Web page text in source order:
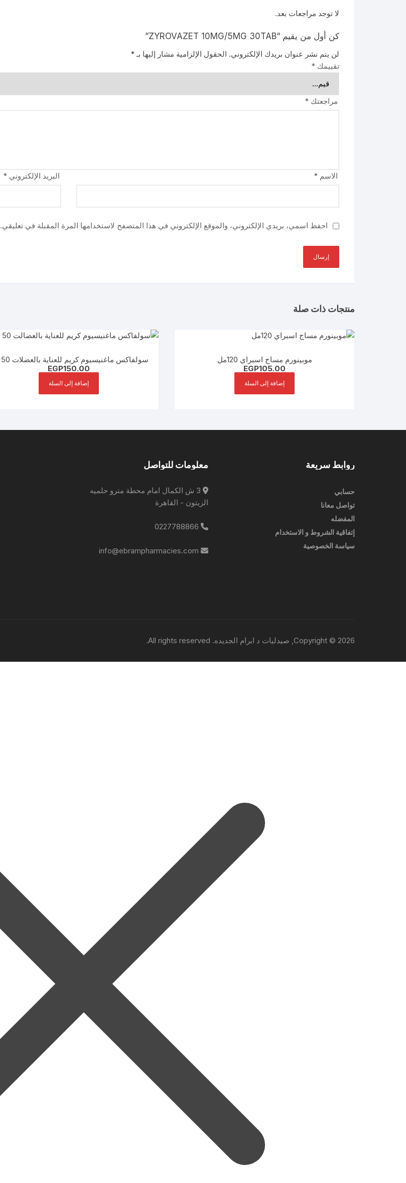
لا توجد مراجعات بعد.
كن أول من يقيم “ZYROVAZET 10MG/5MG 30TAB”
لن يتم نشر عنوان بريدك الإلكتروني. الحقول الإلزامية مشار إليها بـ *
تقييمك *
مراجعتك *
الاسم * البريد الإلكتروني *
احفظ اسمي، بريدي الإلكتروني، والموقع الإلكتروني في هذا المتصفح لاستخدامها المرة المقبلة في تعليقي.
منتجات ذات صلة
موبينورم مساج اسبراي 120مل
EGP105.00
إضافة إلى السلة
سولفاكس ماغنيسيوم كريم للعناية بالعضلات 50 جم
EGP150.00
إضافة إلى السلة
روابط سريعة
حسابي
تواصل معانا
المفضله
إتفاقية الشروط و الاستخدام
سياسة الخصوصية
معلومات للتواصل
3 ش الكمال امام محطة مترو حلميه
الزيتون - القاهرة
Copyright © 2026, صيدليات د ابرام الجديده. All rights reserved.